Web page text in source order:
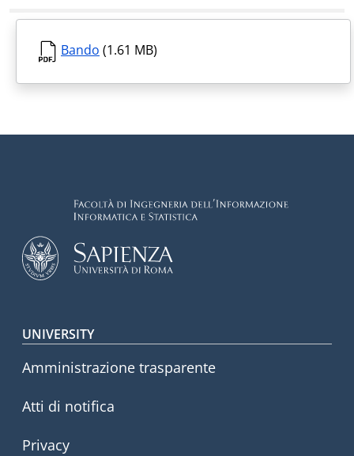
Bando (1.61 MB)
Footer menu
UNIVERSITY
Amministrazione trasparente
Atti di notifica
Privacy